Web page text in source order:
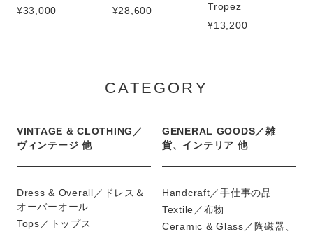
¥33,000
¥28,600
Tropez
¥13,200
CATEGORY
VINTAGE & CLOTHING／
ヴィンテージ 他
Dress & Overall／ドレス＆
オーバーオール
Tops／トップス
GENERAL GOODS／雑
貨、インテリア 他
Handcraft／手仕事の品
Textile／布物
Ceramic & Glass／陶磁器、